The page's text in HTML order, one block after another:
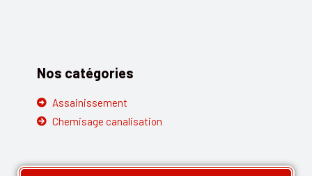
Nos catégories
Assainissement
Chemisage canalisation